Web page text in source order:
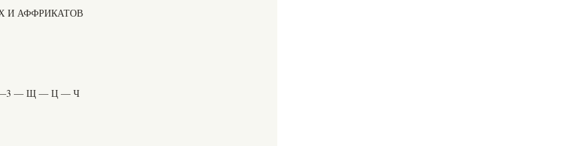
И АФФРИКАТОВ
— Щ — Ц — Ч